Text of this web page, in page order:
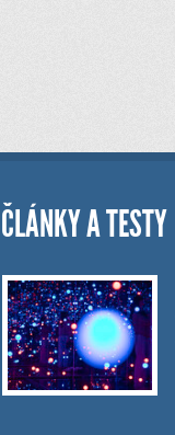
ČLÁNKY A TESTY